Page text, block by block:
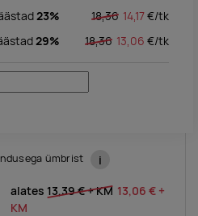
23% 18,36 14,17€/tk
29% 18,36 13,06 €/tk
ümbrist i
alates 13,39 €+ KM 13,06 € +
KM